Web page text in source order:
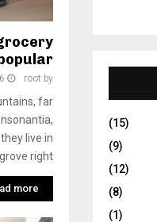
by
root
far
live in
right
more
(15)
(9)
(12)
(8)
(1)